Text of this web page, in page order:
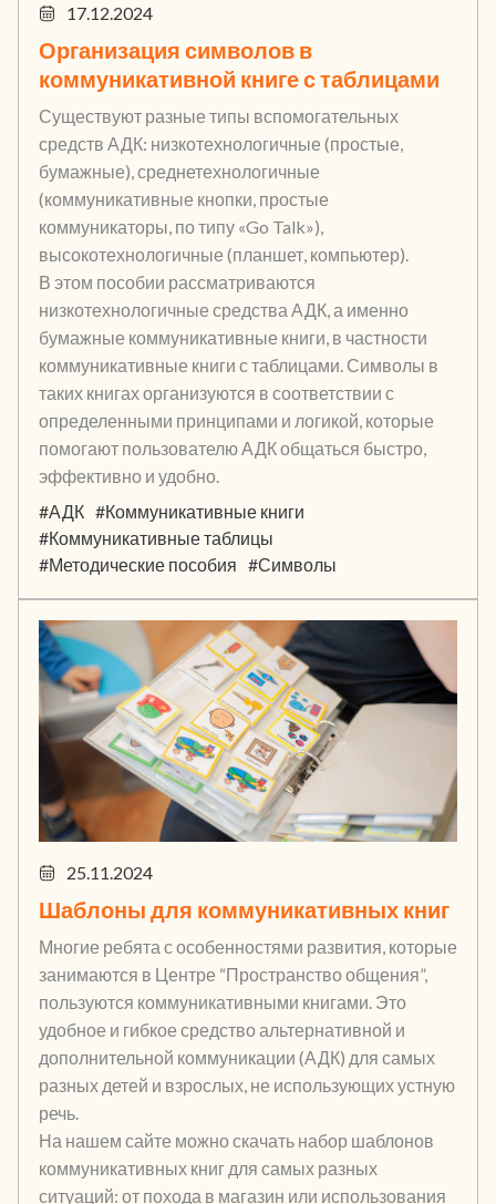
17.12.2024
Организация символов в
коммуникативной книге с таблицами
Существуют разные типы вспомогательных
средств АДК: низкотехнологичные (простые,
бумажные), среднетехнологичные
(коммуникативные кнопки, простые
коммуникаторы, по типу «Go Talk»),
высокотехнологичные (планшет, компьютер).
В этом пособии рассматриваются
низкотехнологичные средства АДК, а именно
бумажные коммуникативные книги, в частности
коммуникативные книги с таблицами. Символы в
таких книгах организуются в соответствии с
определенными принципами и логикой, которые
помогают пользователю АДК общаться быстро,
эффективно и удобно.
#АДК #Коммуникативные книги
#Коммуникативные таблицы
#Методические пособия #Символы
25.11.2024
Шаблоны для коммуникативных книг
Многие ребята с особенностями развития, которые
занимаются в Центре “Пространство общения”,
пользуются коммуникативными книгами. Это
удобное и гибкое средство альтернативной и
дополнительной коммуникации (АДК) для самых
разных детей и взрослых, не использующих устную
речь.
На нашем сайте можно скачать набор шаблонов
коммуникативных книг для самых разных
ситуаций: от похода в магазин или использования